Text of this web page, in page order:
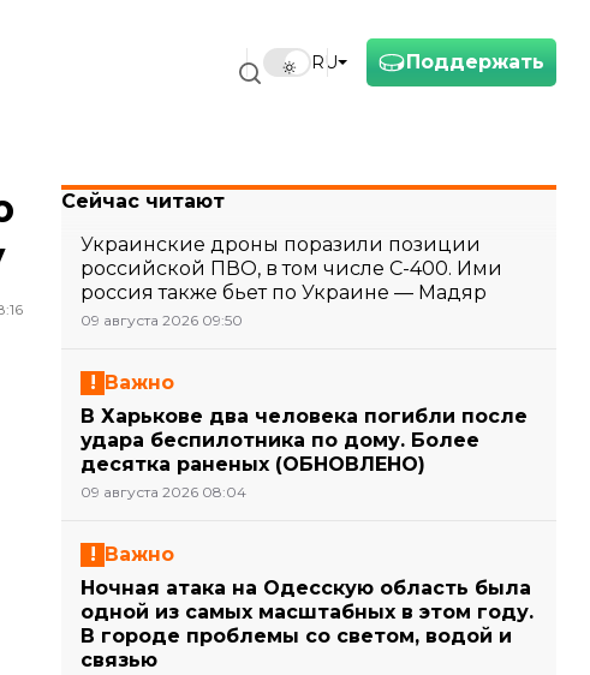
Поддержать
RU
Сейчас читают
Украинские дроны поразили позиции
российской ПВО, в том числе С-400. Ими
россия также бьет по Украине — Мадяр
09 августа 2026 09:50
Важно
В Харькове два человека погибли после
удара беспилотника по дому. Более
десятка раненых (ОБНОВЛЕНО)
09 августа 2026 08:04
Важно
Ночная атака на Одесскую область была
одной из самых масштабных в этом году.
В городе проблемы со светом, водой и
связью